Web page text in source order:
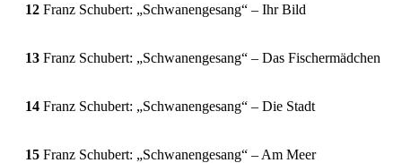
12 Franz Schubert: „Schwanengesang“ – Ihr Bild
13 Franz Schubert: „Schwanengesang“ – Das Fischermädchen
14 Franz Schubert: „Schwanengesang“ – Die Stadt
15 Franz Schubert: „Schwanengesang“ – Am Meer